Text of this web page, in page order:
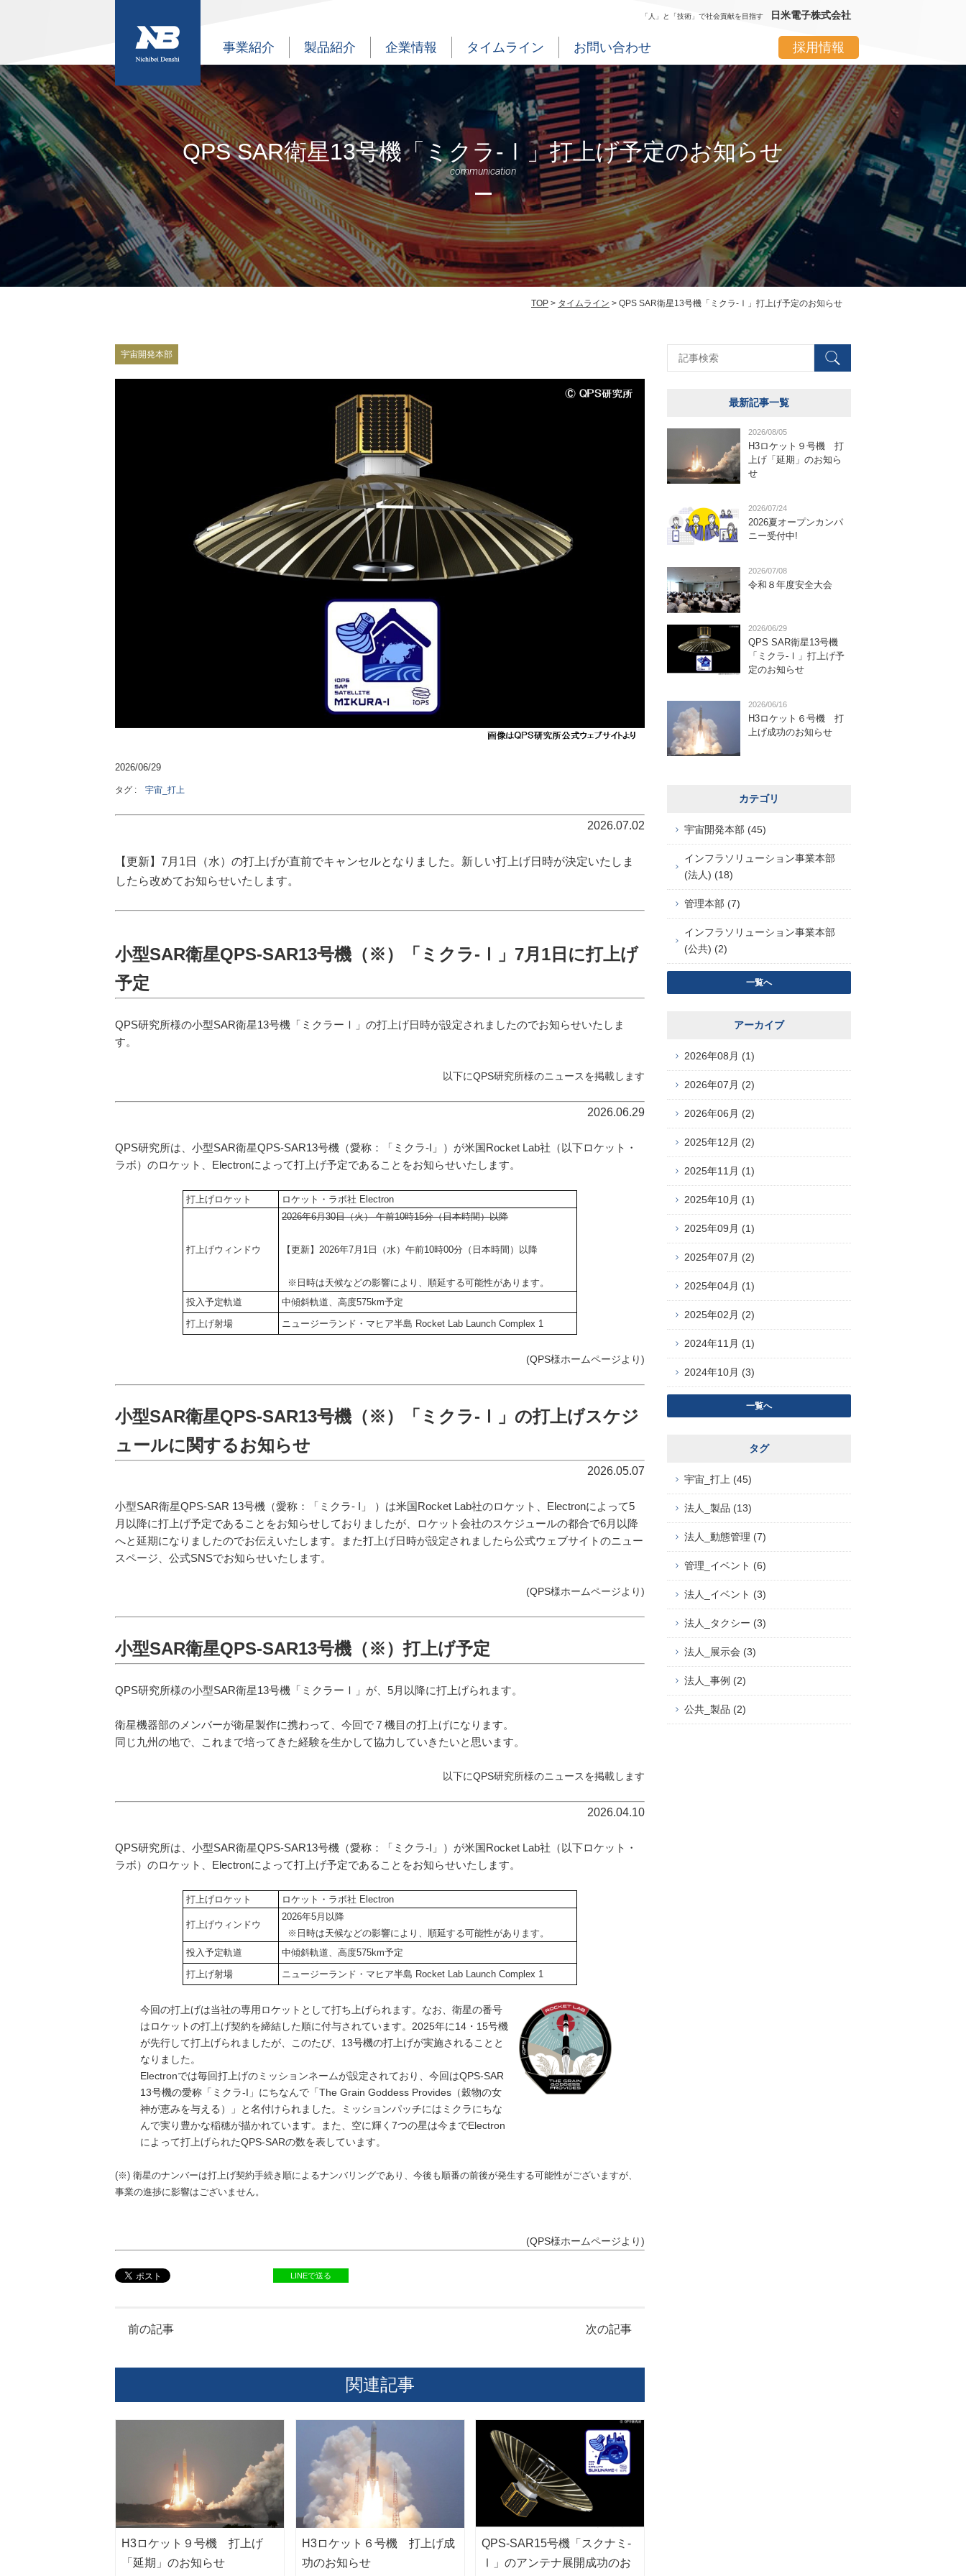
「人」と「技術」で社会貢献を目指す 日米電子株式会社
事業紹介 製品紹介 企業情報 タイムライン お問い合わせ 採用情報
TOP > タイムライン > QPS SAR衛星13号機「ミクラ-Ⅰ」打上げ予定のお知らせ
QPS SAR衛星13号機「ミクラ-Ⅰ」打上げ予定のお知らせ
communication
宇宙開発本部
2026/06/29
タグ : 宇宙_打上
2026.07.02
【更新】7月1日（水）の打上げが直前でキャンセルとなりました。新しい打上げ日時が決定いたしま
したら改めてお知らせいたします。
小型SAR衛星QPS-SAR13号機（※）「ミクラ-Ⅰ」7月1日に打上げ
予定
QPS研究所様の小型SAR衛星13号機「ミクラーⅠ」の打上げ日時が設定されましたのでお知らせいたしま
す。
以下にQPS研究所様のニュースを掲載します
2026.06.29
QPS研究所は、小型SAR衛星QPS-SAR13号機（愛称：「ミクラ-I」）が米国Rocket Lab社（以下ロケット・
ラボ）のロケット、Electronによって打上げ予定であることをお知らせいたします。
打上げロケット ロケット・ラボ社 Electron
打上げウィンドウ
2026年6月30日（火） 午前10時15分（日本時間）以降
【更新】2026年7月1日（水）午前10時00分（日本時間）以降
※日時は天候などの影響により、順延する可能性があります。
投入予定軌道
中傾斜軌道、高度575km予定
打上げ射場
ニュージーランド・マヒア半島 Rocket Lab Launch Complex 1
(QPS様ホームページより)
小型SAR衛星QPS-SAR13号機（※）「ミクラ-Ⅰ」の打上げスケジ
ュールに関するお知らせ
2026.05.07
小型SAR衛星QPS-SAR 13号機（愛称：「ミクラ- I」 ）は米国Rocket Lab社のロケット、Electronによって5
月以降に打上げ予定であることをお知らせしておりましたが、ロケット会社のスケジュールの都合で6月以降
へと延期になりましたのでお伝えいたします。また打上げ日時が設定されましたら公式ウェブサイトのニュー
スページ、公式SNSでお知らせいたします。
(QPS様ホームページより)
小型SAR衛星QPS-SAR13号機（※）打上げ予定
QPS研究所様の小型SAR衛星13号機「ミクラーⅠ」が、5月以降に打上げられます。
衛星機器部のメンバーが衛星製作に携わって、今回で７機目の打上げになります。
同じ九州の地で、これまで培ってきた経験を生かして協力していきたいと思います。
以下にQPS研究所様のニュースを掲載します
2026.04.10
QPS研究所は、小型SAR衛星QPS-SAR13号機（愛称：「ミクラ-I」）が米国Rocket Lab社（以下ロケット・
ラボ）のロケット、Electronによって打上げ予定であることをお知らせいたします。
打上げロケット ロケット・ラボ社 Electron
打上げウィンドウ
2026年5月以降
※日時は天候などの影響により、順延する可能性があります。
投入予定軌道
中傾斜軌道、高度575km予定
打上げ射場
ニュージーランド・マヒア半島 Rocket Lab Launch Complex 1
今回の打上げは当社の専用ロケットとして打ち上げられます。なお、衛星の番号
はロケットの打上げ契約を締結した順に付与されています。2025年に14・15号機
が先行して打上げられましたが、このたび、13号機の打上げが実施されることと
なりました。
Electronでは毎回打上げのミッションネームが設定されており、今回はQPS-SAR
13号機の愛称「ミクラ-I」にちなんで「The Grain Goddess Provides（穀物の女
神が恵みを与える）」と名付けられました。ミッションパッチにはミクラにちな
んで実り豊かな稲穂が描かれています。また、空に輝く7つの星は今までElectron
によって打上げられたQPS-SARの数を表しています。
(※) 衛星のナンバーは打上げ契約手続き順によるナンバリングであり、今後も順番の前後が発生する可能性がございますが、
事業の進捗に影響はございません。
(QPS様ホームページより)
LINEで送る
前の記事 次の記事
関連記事
H3ロケット９号機 打上げ
「延期」のお知らせ
H3ロケット６号機 打上げ成
功のお知らせ
QPS-SAR15号機「スクナミ-
Ⅰ」のアンテナ展開成功のお
最新記事一覧
2026/08/05
H3ロケット９号機 打
上げ「延期」のお知ら
せ
2026/07/24
2026夏オープンカンパ
ニー受付中!
2026/07/08
令和８年度安全大会
2026/06/29
QPS SAR衛星13号機
「ミクラ-Ⅰ」打上げ予
定のお知らせ
2026/06/16
H3ロケット６号機 打
上げ成功のお知らせ
カテゴリ
宇宙開発本部 (45)
インフラソリューション事業本部
(法人) (18)
管理本部 (7)
インフラソリューション事業本部
(公共) (2)
一覧へ
アーカイブ
2026年08月 (1)
2026年07月 (2)
2026年06月 (2)
2025年12月 (2)
2025年11月 (1)
2025年10月 (1)
2025年09月 (1)
2025年07月 (2)
2025年04月 (1)
2025年02月 (2)
2024年11月 (1)
2024年10月 (3)
一覧へ
タグ
宇宙_打上 (45)
法人_製品 (13)
法人_動態管理 (7)
管理_イベント (6)
法人_イベント (3)
法人_タクシー (3)
法人_展示会 (3)
法人_事例 (2)
公共_製品 (2)